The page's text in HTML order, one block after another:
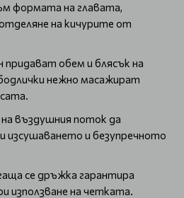
формата на главата,
на кичурите от
обем и блясък на
нежно масажират
въздушния поток да
изсушаването и безупречното
се дръжка гарантира
използване на четката.